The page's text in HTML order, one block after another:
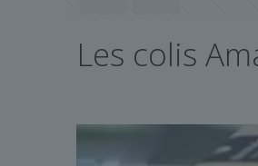
Les colis